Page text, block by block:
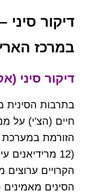
דיקור
במרכז
דיקור סיני
בתרבות הסינית
חיים (הצ'י) על
הזורמת במערכת
הקרויים ערוצים
הסינים